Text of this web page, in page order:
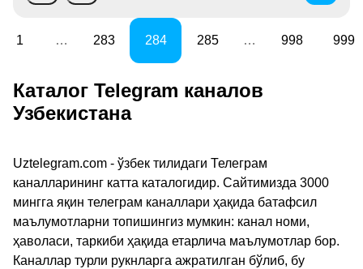
1 … 283 284 285 … 998 999
Каталог Telegram каналов
Узбекистана
Uztelegram.com - ўзбек тилидаги Телеграм
каналларининг катта каталогидир. Сайтимизда 3000
мингга яқин телеграм каналлари ҳақида батафсил
маълумотларни топишингиз мумкин: канал номи,
ҳаволаси, таркиби ҳақида етарлича маълумотлар бор.
Каналлар турли рукнларга ажратилган бўлиб, бу